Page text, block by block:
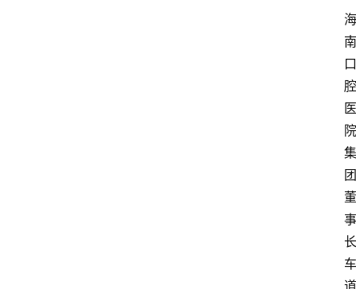
海
南
口
腔
医
院
集
团
董
事
长
车
道